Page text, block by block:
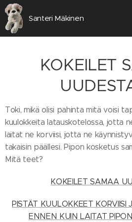
Santeri Mäkinen
KOKEILET
Toki, mikä olisi pahinta mitä voisi
kuulokkeita latauskotelossa, jotta
laitat ne korviisi, jotta ne
takaisin päällesi. Pipon kosketus
Mitä teet?
KOKEILET SAMAA
PISTÄT KUULOKKEET KORVIISI
ENNEN KUIN LAITAT